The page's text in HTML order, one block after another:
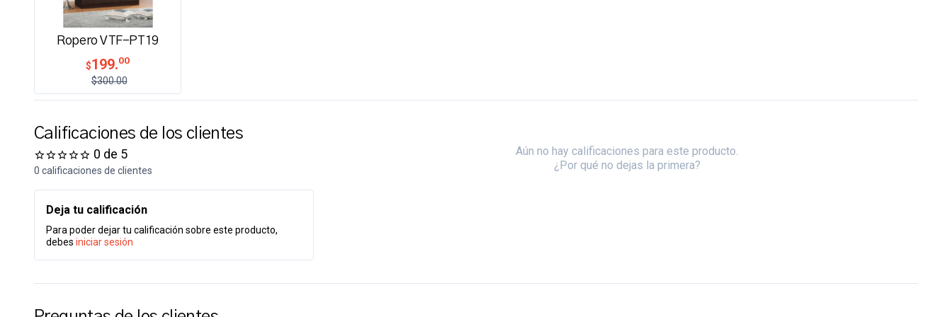
Ropero VTF-PT19
$199.00
$300.00
Calificaciones de los clientes
0 de 5
0 calificaciones de clientes
Deja tu calificación
Para poder dejar tu calificación sobre este producto,
debes iniciar sesión
Aún no hay calificaciones para este producto.
¿Por qué no dejas la primera?